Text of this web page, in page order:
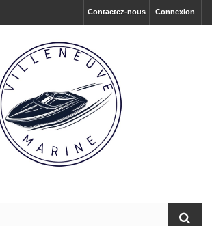
Connexion
Contactez-nous